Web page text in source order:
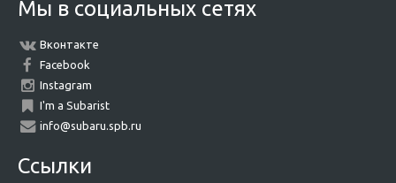
Мы в социальных сетях
Вконтакте
Facebook
Instagram
I'm a Subarist
info@subaru.spb.ru
Ссылки